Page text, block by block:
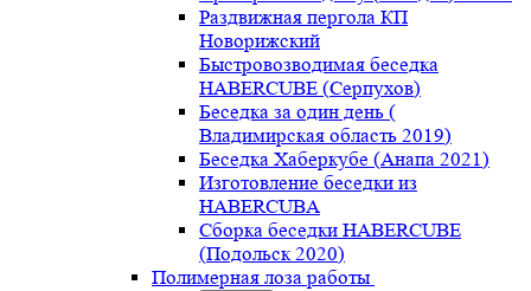
Раздвижная пергола КП
Новорижский
Быстровозводимая беседка
HABERCUBE (Серпухов)
Беседка за один день (
Владимирская область 2019)
Беседка Хаберкубе (Анапа 2021)
Изготовление беседки из
HABERCUBA
Сборка беседки HABERCUBE
(Подольск 2020)
Полимерная лоза работы